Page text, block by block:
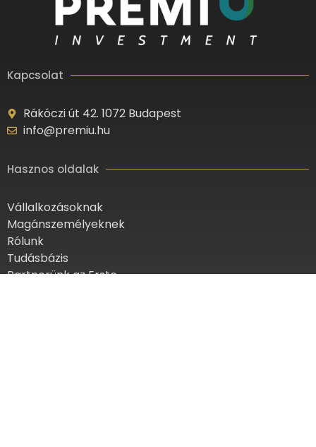
Kapcsolat
Rákóczi út 42. 1072 Budapest
info@premiu.hu
Hasznos oldalak
Vállalkozásoknak
Magánszemélyeknek
Rólunk
Tudásbázis
Partnerünk az Erste